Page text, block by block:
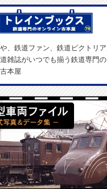
、鉄道ファン、鉄道ピクトリ
雑誌がいつでも揃う鉄道専門
本屋